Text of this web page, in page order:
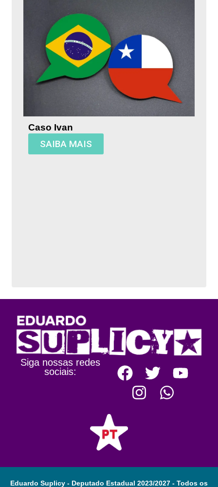
Caso Ivan
SAIBA MAIS
Siga nossas redes
sociais:
Eduardo Suplicy - Deputado Estadual 2023/2027 - Todos os